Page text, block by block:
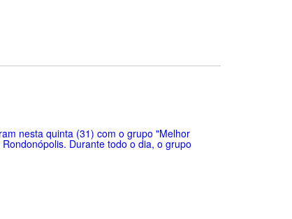
nesta quinta (31) com o grupo "Melhor
Durante todo o dia, o grupo